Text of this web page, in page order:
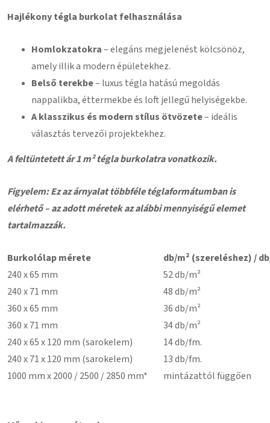
Hajlékony tégla burkolat felhasználása
Homlokzatokra– elegáns megjelenést kölcsönöz,
amely illik a modern épületekhez.
Belső terekbe– luxus tégla hatású megoldás
nappalikba, éttermekbe és loft jellegű helyiségekbe.
A klasszikus és modern stílus ötvözete– ideális
választás tervezői projektekhez.
A feltüntetett ár 1 m² tégla burkolatra vonatkozik.
Figyelem: Ez az árnyalat többféle téglaformátumban is
elérhető – az adott méretek az alábbi mennyiségű elemet
tartalmazzák.
Burkolólap mérete
db/m² (szereléshez) /
240 x 65 mm
52 db/m²
240 x 71 mm
48 db/m²
360 x 65 mm
36 db/m²
360 x 71 mm
34 db/m²
240 x 65 x 120 mm (sarokelem)
14 db/fm.
240 x 71 x 120 mm (sarokelem)
13 db/fm.
1000 mm x 2000 / 2500 / 2850 mm*
mintázattól függően